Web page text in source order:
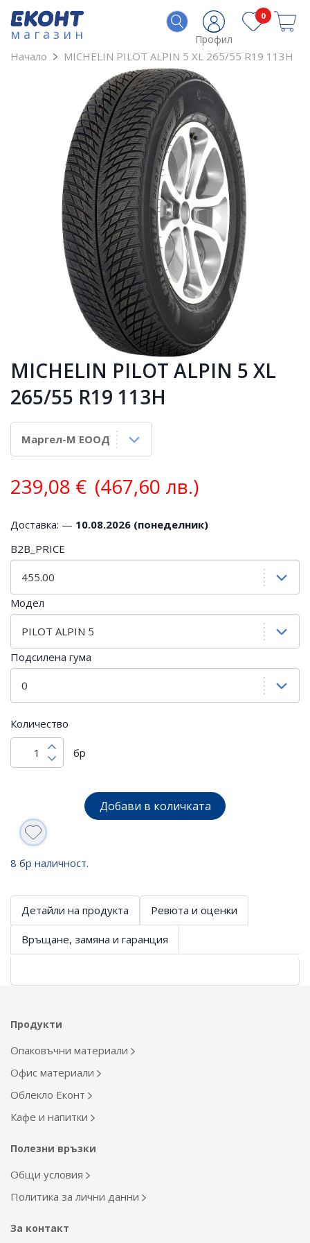
магазин Профил
0
Начало MICHELIN PILOT ALPIN 5 XL 265/55 R19 113H
MICHELIN PILOT ALPIN 5 XL
265/55 R19 113H
239,08 € (467,60 лв.)
Доставка: — 10.08.2026 (понеделник)
B2B_PRICE
Модел
Подсилена гума
Количество
бр
Добави в количката
8 бр наличност.
Детайли на продукта Ревюта и оценки
Връщане, замяна и гаранция
Продукти
Опаковъчни материали
Офис материали
Облекло Еконт
Кафе и напитки
Полезни връзки
Общи условия
Политика за лични данни
За контакт